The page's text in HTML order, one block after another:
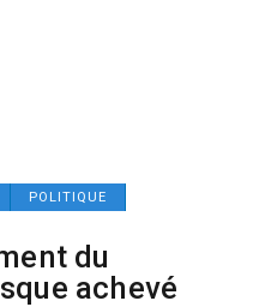
POLITIQUE
du
achevé